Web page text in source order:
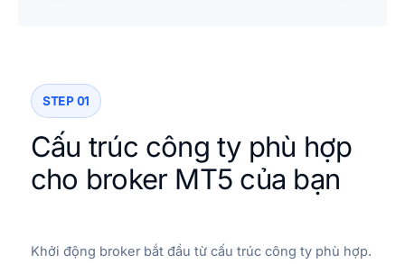
STEP 01
Cấu trúc công ty phù hợp
cho broker MT5 của bạn
Khởi động broker bắt đầu từ cấu trúc công ty phù hợp.